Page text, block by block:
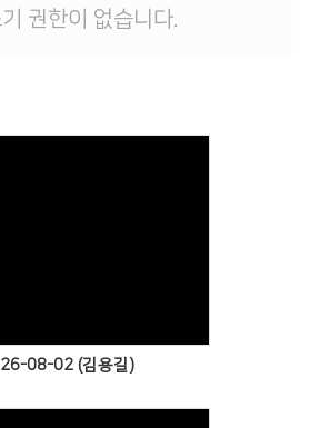
권한이 없습니다.
08-02 (김용길)